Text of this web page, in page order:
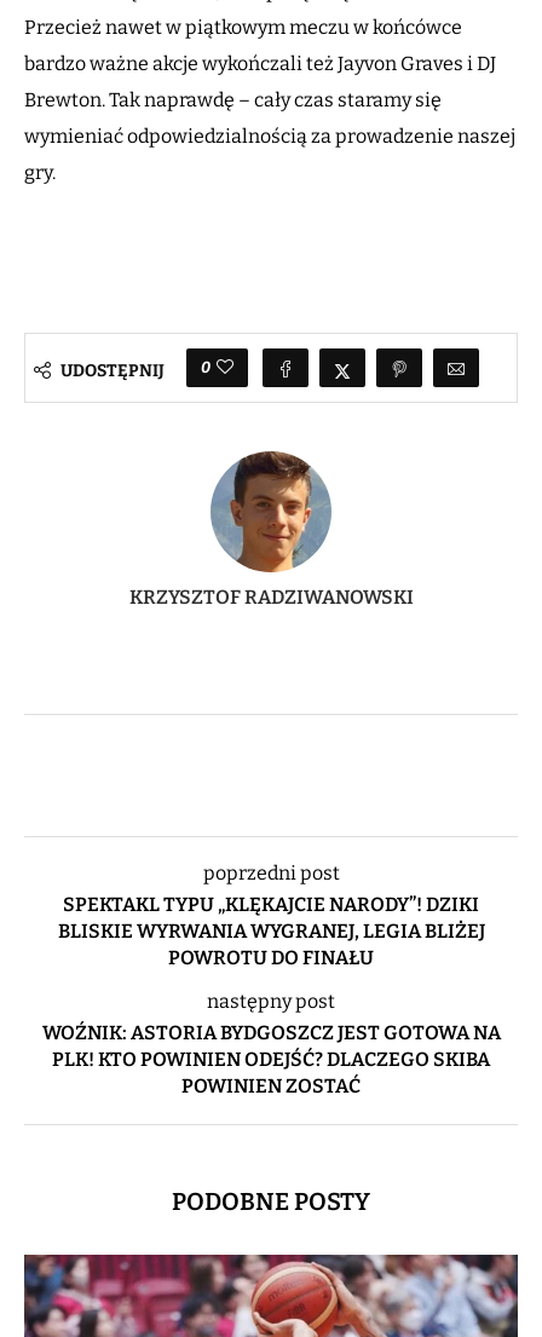
Przecież nawet w piątkowym meczu w końcówce
bardzo ważne akcje wykończali też Jayvon Graves i DJ
Brewton. Tak naprawdę – cały czas staramy się
wymieniać odpowiedzialnością za prowadzenie naszej
gry.
UDOSTĘPNIJ 0
KRZYSZTOF RADZIWANOWSKI
poprzedni post
SPEKTAKL TYPU „KLĘKAJCIE NARODY”! DZIKI
BLISKIE WYRWANIA WYGRANEJ, LEGIA BLIŻEJ
POWROTU DO FINAŁU
następny post
WOŹNIK: ASTORIA BYDGOSZCZ JEST GOTOWA NA
PLK! KTO POWINIEN ODEJŚĆ? DLACZEGO SKIBA
POWINIEN ZOSTAĆ
PODOBNE POSTY